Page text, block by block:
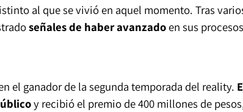
al que se vivió en aquel momento. Tras
señales de haber avanzadoen sus procesos
el ganador de la segunda temporada del reality.
y recibió el premio de 400 millones de